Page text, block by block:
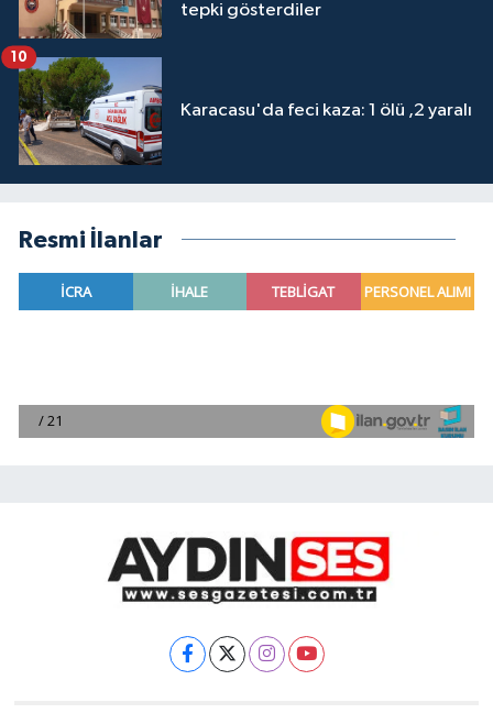
tepki gösterdiler
Karacasu'da feci kaza: 1 ölü ,2 yaralı
10
Resmi İlanlar